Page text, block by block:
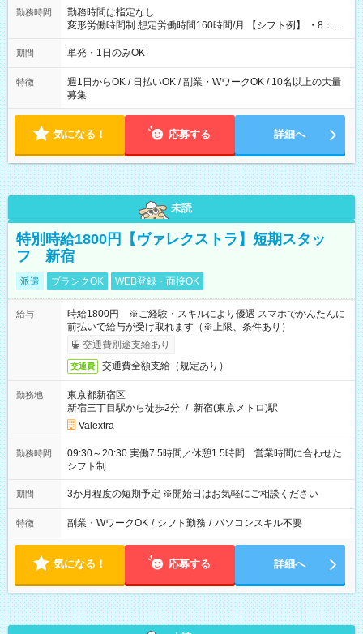
勤務時間
勤務時間は指定なし
変形労働時間制 想定労働時間160時間/月 【シフト例】 ・8：00
～21：00
期間 単発・1日のみOK
特徴
週1日からOK / 日払いOK / 副業・WワークOK / 10名以上の大量
募集
気になる！ 応募する 詳細へ
未読
特別時給1800円【ヴァレクストラ】短期スタッ
フ 新宿
派遣 ブランクOK WEB登録・面接OK
給与
時給1800円 ※ご経験・スキルにより優遇 スマホでかんたんに
前払いで給与が受け取れます（※上限、条件あり）
交通費別途支給あり
交通費 交通費全額支給（規定あり）
勤務地
東京都新宿区
新宿三丁目駅から徒歩2分 / 新宿(東京メトロ)駅
Valextra
勤務時間
09:30～20:30 実働7.5時間／休憩1.5時間 営業時間に合わせた
シフト制
期間 3か月程度の短期予定 ※開始日はお気軽にご相談ください
特徴 副業・WワークOK / シフト勤務 / パソコンスキル不要
気になる！ 応募する 詳細へ